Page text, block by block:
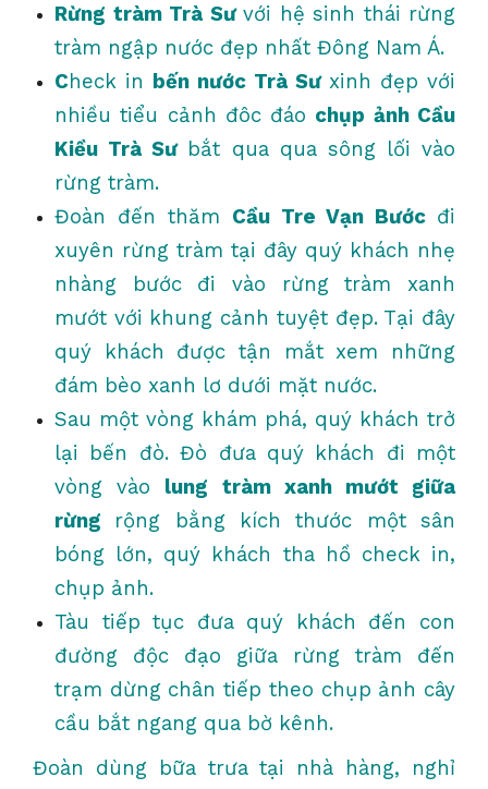
Rừng tràm Trà Sư với hệ sinh thái rừng
tràm ngập nước đẹp nhất Đông Nam Á.
Check in bến nước Trà Sư xinh đẹp với
nhiều tiểu cảnh đôc đáo chụp ảnh Cầu
Kiều Trà Sư bắt qua qua sông lối vào
rừng tràm.
Đoàn đến thăm Cầu Tre Vạn Bước đi
xuyên rừng tràm tại đây quý khách nhẹ
nhàng bước đi vào rừng tràm xanh
mướt với khung cảnh tuyệt đẹp. Tại đây
quý khách được tận mắt xem những
đám bèo xanh lơ dưới mặt nước.
Sau một vòng khám phá, quý khách trở
lại bến đò. Đò đưa quý khách đi một
vòng vào lung tràm xanh mướt giữa
rừng rộng bằng kích thước một sân
bóng lớn, quý khách tha hồ check in,
chụp ảnh.
Tàu tiếp tục đưa quý khách đến con
đường độc đạo giữa rừng tràm đến
trạm dừng chân tiếp theo chụp ảnh cây
cầu bắt ngang qua bờ kênh.
Đoàn dùng bữa trưa tại nhà hàng, nghỉ